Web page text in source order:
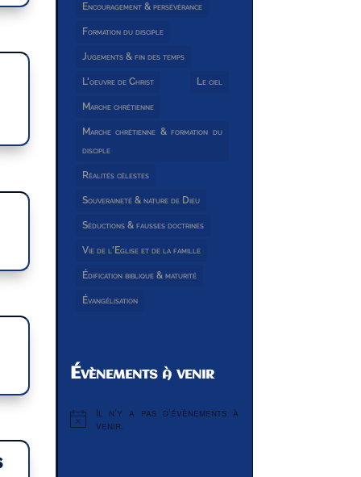
Encouragement & persévérance
Formation du disciple
Jugements & fin des temps
L'oeuvre de Christ Le ciel
Marche chrétienne
Marche chrétienne & formation du
disciple
Réalités célestes
Souveraineté & nature de Dieu
Séductions & fausses doctrines
Vie de l'Eglise et de la famille
Édification biblique & maturité
Évangélisation
Évènements à venir
Notice
Il n’y a pas d’évènements à
venir.